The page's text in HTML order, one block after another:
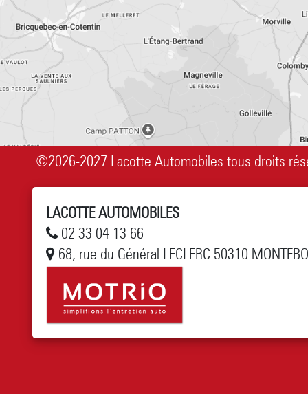
©2026-2027 Lacotte Automobiles tous droits
LACOTTE AUTOMOBILES
02 33 04 13 66
68, rue du Général LECLERC 50310